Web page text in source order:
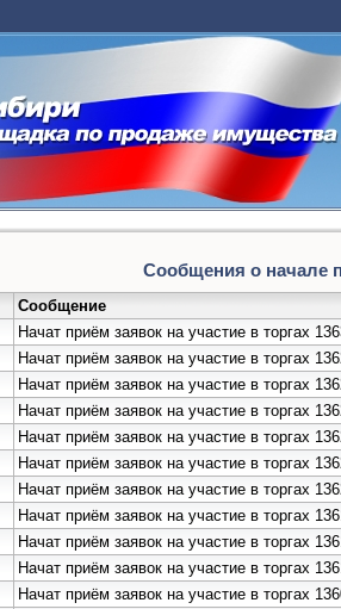
Сообщения о начале
Сообщение
Начат приём заявок на участие в торгах
Начат приём заявок на участие в торгах
Начат приём заявок на участие в торгах
Начат приём заявок на участие в торгах
Начат приём заявок на участие в торгах
Начат приём заявок на участие в торгах
Начат приём заявок на участие в
Начат приём заявок на участие в торгах
Начат приём заявок на участие в торгах
Начат приём заявок на участие в торгах
Начат приём заявок на участие в торгах